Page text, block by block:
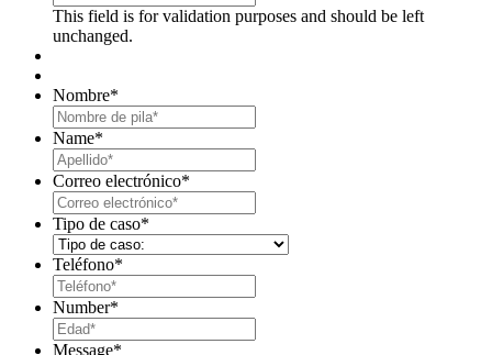
This field is for validation purposes and should be left
unchanged.
Nombre*
Name*
Correo electrónico*
Tipo de caso*
Teléfono*
Number*
Message*